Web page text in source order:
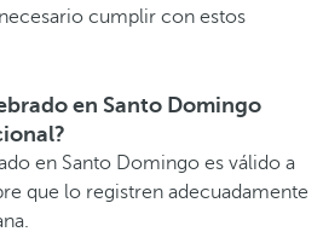
cumplir con estos
en Santo Domingo
en Santo Domingo es válido a
que lo registren adecuadamente